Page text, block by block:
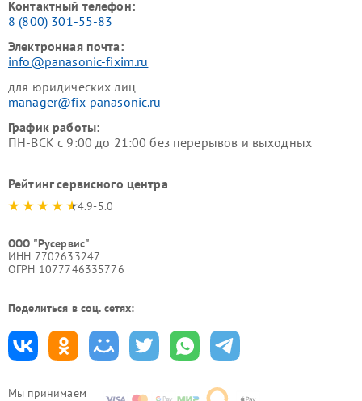
Мы принимаем
Контактный телефон:
8 (800) 301-55-83
Электронная почта:
info@panasonic-fixim.ru
для юридических лиц
manager@fix-panasonic.ru
График работы:
ПН-ВСК с 9:00 до 21:00 без перерывов и выходных
Рейтинг сервисного центра
4.9-5.0
ООО "Русервис"
ИНН 7702633247
ОГРН 1077746335776
Поделиться в соц. сетях: